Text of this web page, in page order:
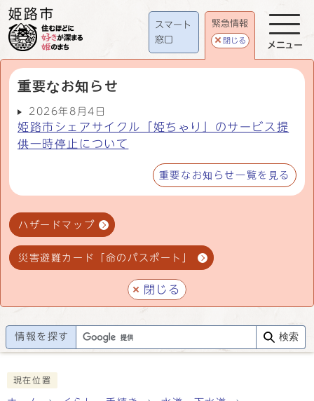
スマート
窓口
緊急情報
閉じる
重要なお知らせ
2026年8月4日
姫路市シェアサイクル「姫ちゃり」のサービス提
供一時停止について
重要なお知らせ一覧を見る
ハザードマップ
災害避難カード「命のパスポート」
閉じる
メニュー
情報を探す 検索
現在位置